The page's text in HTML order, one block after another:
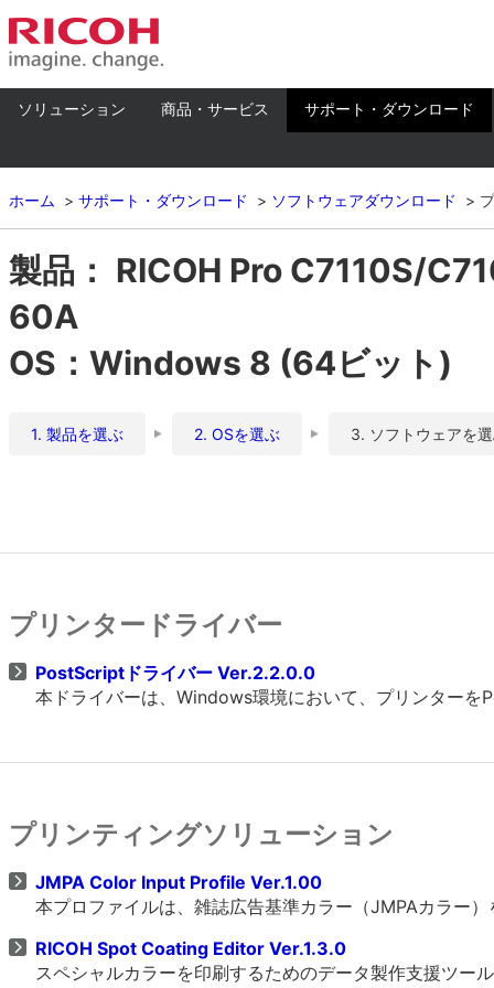
ソリューション 商品・サービス サポート・ダウンロード
ホーム サポート・ダウンロード ソフトウェアダウンロード
製品： RICOH Pro C7110S/
60A
OS：Windows 8 (64ビット)
1. 製品を選ぶ 2. OSを選ぶ 3. ソフトウェアを
プリンタードライバー
PostScriptドライバー Ver.2.2.0.0
本ドライバーは、Windows環境において、プリンター
プリンティングソリューション
JMPA Color Input Profile Ver.1.00
本プロファイルは、雑誌広告基準カラー（JMPAカラー
RICOH Spot Coating Editor Ver.1.3.0
スペシャルカラーを印刷するためのデータ製作支援ツー